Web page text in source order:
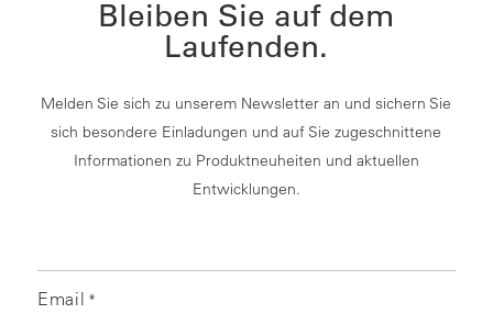
Bleiben Sie auf dem
Laufenden.
Melden Sie sich zu unserem Newsletter an und sichern Sie
sich besondere Einladungen und auf Sie zugeschnittene
Informationen zu Produktneuheiten und aktuellen
Entwicklungen.
Email *